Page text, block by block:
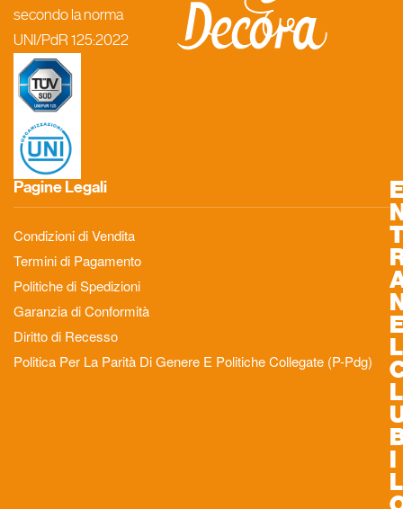
secondo la norma
UNI/PdR 125:2022
Pagine Legali
Condizioni di Vendita
Termini di Pagamento
Politiche di Spedizioni
Garanzia di Conformità
Diritto di Recesso
Politica Per La Parità Di Genere E Politiche Collegate (P-Pdg)
L
L
I
L